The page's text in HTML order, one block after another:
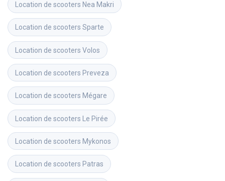
Location de scooters Nea Makri
Location de scooters Sparte
Location de scooters Volos
Location de scooters Preveza
Location de scooters Mégare
Location de scooters Le Pirée
Location de scooters Mykonos
Location de scooters Patras